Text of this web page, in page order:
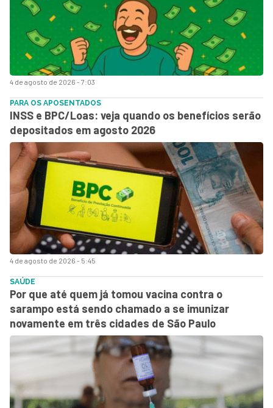
4 de agosto de 2026 - 7:03
4 de agosto de 2026 - 5:45
PARA OS APOSENTADOS
INSS e BPC/Loas: veja quando os benefícios serão
depositados em agosto 2026
SAÚDE
Por que até quem já tomou vacina contra o
sarampo está sendo chamado a se imunizar
novamente em três cidades de São Paulo